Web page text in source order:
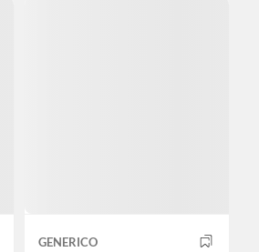
GENERICO